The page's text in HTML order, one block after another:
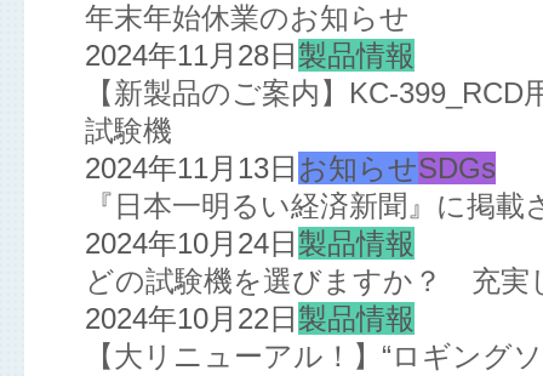
年末年始休業のお知らせ
2024年11月28日 製品情報
【新製品のご案内】KC-
試験機
2024年11月13日 お知らせSDGs
『日本一明るい経済新聞』に掲載
2024年10月24日 製品情報
どの試験機を選びますか？ 充実
2024年10月22日 製品情報
【大リニューアル！】“ロギング